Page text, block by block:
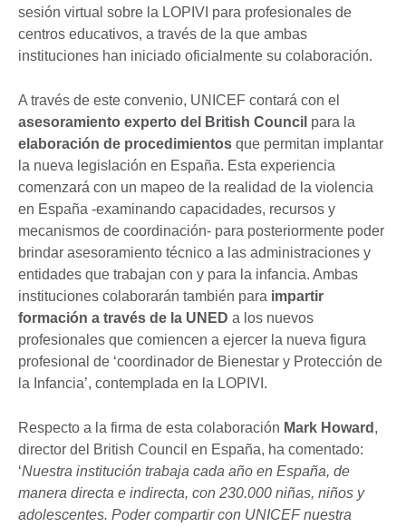
sesión virtual sobre la LOPIVI para profesionales de
centros educativos, a través de la que ambas
instituciones han iniciado oficialmente su colaboración.
A través de este convenio, UNICEF contará con el
asesoramiento experto del British Council para la
elaboración de procedimientos que permitan implantar
la nueva legislación en España. Esta experiencia
comenzará con un mapeo de la realidad de la violencia
en España -examinando capacidades, recursos y
mecanismos de coordinación- para posteriormente poder
brindar asesoramiento técnico a las administraciones y
entidades que trabajan con y para la infancia. Ambas
instituciones colaborarán también para impartir
formación a través de la UNED a los nuevos
profesionales que comiencen a ejercer la nueva figura
profesional de ‘coordinador de Bienestar y Protección de
la Infancia’, contemplada en la LOPIVI.
Respecto a la firma de esta colaboración Mark Howard ,
director del British Council en España, ha comentado:
‘Nuestra institución trabaja cada año en España, de
manera directa e indirecta, con 230.000 niñas, niños y
adolescentes. Poder compartir con UNICEF nuestra